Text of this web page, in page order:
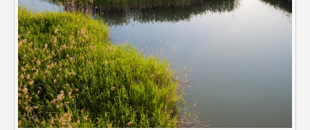
コクチバス コクレン コチ
コトクラゲ コノシロ
コブシメ コブダイ コメツキガニ
コモレビクラゲ コモンイトギンポ